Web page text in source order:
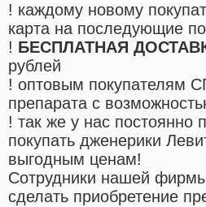
! каждому новому
карта на последующие
! БЕСПЛАТНАЯ
рублей
! оптовым покупателям
препарата с
! так же у нас
покупать дженерики
выгодным ценам!
Cотрудники нашей
сделать приобретение